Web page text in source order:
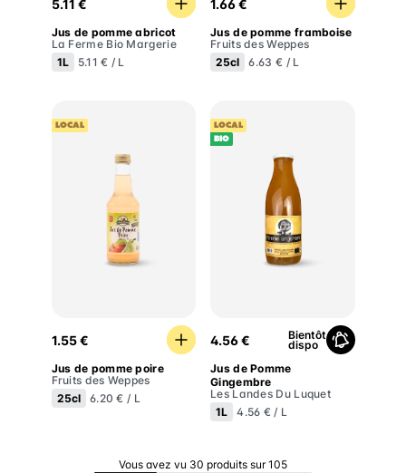
5.11 €
Jus de pomme abricot
La Ferme Bio Margerie
1L
5.11 € / L
1.66 €
Jus de pomme framboise
Fruits des Weppes
25cl
6.63 € / L
LOCAL
Jus de pomme poire
1.55 €
Jus de pomme poire
Fruits des Weppes
25cl
6.20 € / L
LOCAL
BIO
Jus de Pomme Gingembre
4.56 € Bientôt
dispo
Jus de Pomme
Gingembre
Les Landes Du Luquet
1L
4.56 € / L
Vous avez vu 30 produits sur 105